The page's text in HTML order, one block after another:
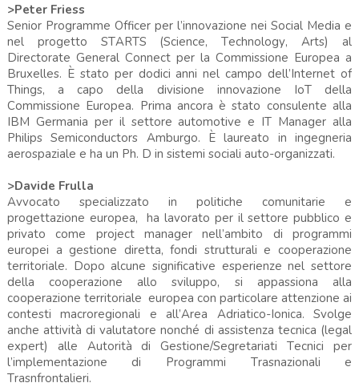
>Peter Friess
Senior Programme Officer per l’innovazione nei Social Media e
nel progetto STARTS (Science, Technology, Arts) al
Directorate General Connect per la Commissione Europea a
Bruxelles. È stato per dodici anni nel campo dell’Internet of
Things, a capo della divisione innovazione IoT della
Commissione Europea. Prima ancora è stato consulente alla
IBM Germania per il settore automotive e IT Manager alla
Philips Semiconductors Amburgo. È laureato in ingegneria
aerospaziale e ha un Ph. D in sistemi sociali auto-organizzati.
>Davide Frulla
Avvocato specializzato in politiche comunitarie e
progettazione europea, ha lavorato per il settore pubblico e
privato come project manager nell’ambito di programmi
europei a gestione diretta, fondi strutturali e cooperazione
territoriale. Dopo alcune significative esperienze nel settore
della cooperazione allo sviluppo, si appassiona alla
cooperazione territoriale europea con particolare attenzione ai
contesti macroregionali e all’Area Adriatico-Ionica. Svolge
anche attività di valutatore nonché di assistenza tecnica (legal
expert) alle Autorità di Gestione/Segretariati Tecnici per
l’implementazione di Programmi Trasnazionali e
Trasnfrontalieri.